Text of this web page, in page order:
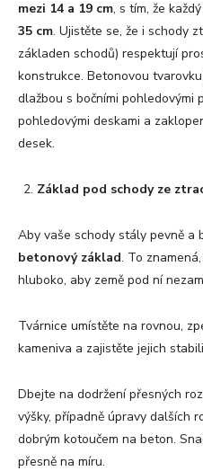
mezi 14 a 19 cm, s tím, že
35 cm. Ujistěte se, že i schody
základen schodů) respektují
konstrukce. Betonovou
dlažbou s bočními pohledovými
pohledovými deskami a
desek.
Základ pod schody ze
Aby vaše schody stály pevně a
betonový základ. To
hluboko, aby země pod ní
Tvárnice umístěte na rovnou,
kameniva a zajistěte jejich
Dbejte na dodržení přesných
výšky, případně úpravy dalších
dobrým kotoučem na beton.
přesně na míru.